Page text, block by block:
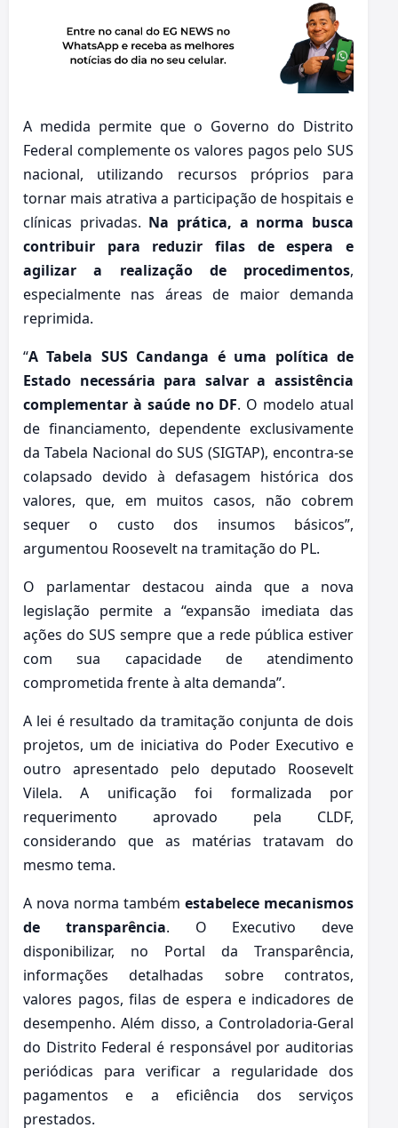
A medida permite que o Governo do Distrito
Federal complemente os valores pagos pelo SUS
nacional, utilizando recursos próprios para
tornar mais atrativa a participação de hospitais e
clínicas privadas. Na prática, a norma busca
contribuir para reduzir filas de espera e
agilizar a realização de procedimentos,
especialmente nas áreas de maior demanda
reprimida.
“A Tabela SUS Candanga é uma política de
Estado necessária para salvar a assistência
complementar à saúde no DF. O modelo atual
de financiamento, dependente exclusivamente
da Tabela Nacional do SUS (SIGTAP), encontra-se
colapsado devido à defasagem histórica dos
valores, que, em muitos casos, não cobrem
sequer o custo dos insumos básicos”,
argumentou Roosevelt na tramitação do PL.
O parlamentar destacou ainda que a nova
legislação permite a “expansão imediata das
ações do SUS sempre que a rede pública estiver
com sua capacidade de atendimento
comprometida frente à alta demanda”.
A lei é resultado da tramitação conjunta de dois
projetos, um de iniciativa do Poder Executivo e
outro apresentado pelo deputado Roosevelt
Vilela. A unificação foi formalizada por
requerimento aprovado pela CLDF,
considerando que as matérias tratavam do
mesmo tema.
A nova norma também estabelece mecanismos
de transparência. O Executivo deve
disponibilizar, no Portal da Transparência,
informações detalhadas sobre contratos,
valores pagos, filas de espera e indicadores de
desempenho. Além disso, a Controladoria-Geral
do Distrito Federal é responsável por auditorias
periódicas para verificar a regularidade dos
pagamentos e a eficiência dos serviços
prestados.